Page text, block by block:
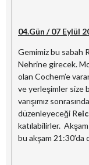
04.Gün / 07 Eylül
Gemimiz bu sabah
Nehrine girecek.
olan Cochem’e
ve yerleşimler size
varışımız
düzenleyeceği R
katılabilirler.
bu akşam 21:30’da